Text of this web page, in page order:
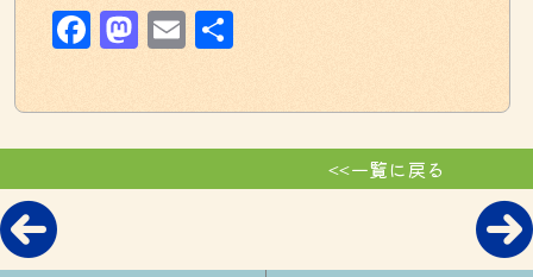
Facebook
Mastodon
Email
<<一覧に戻る